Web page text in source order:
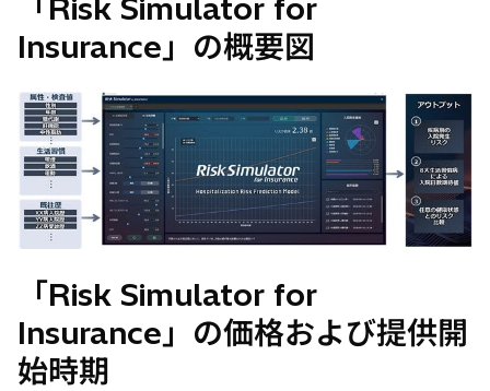
「Risk Simulator for
Insurance」の概要図
「Risk Simulator for
Insurance」の価格および提供開
始時期